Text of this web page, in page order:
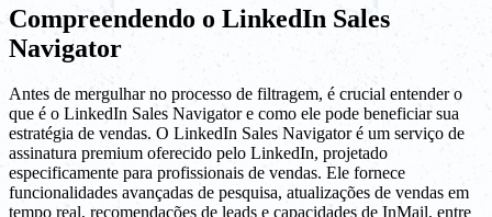
Compreendendo o LinkedIn Sales
Navigator
Antes de mergulhar no processo de filtragem, é crucial entender o
que é o LinkedIn Sales Navigator e como ele pode beneficiar sua
estratégia de vendas. O LinkedIn Sales Navigator é um serviço de
assinatura premium oferecido pelo LinkedIn, projetado
especificamente para profissionais de vendas. Ele fornece
funcionalidades avançadas de pesquisa, atualizações de vendas em
tempo real, recomendações de leads e capacidades de InMail, entre